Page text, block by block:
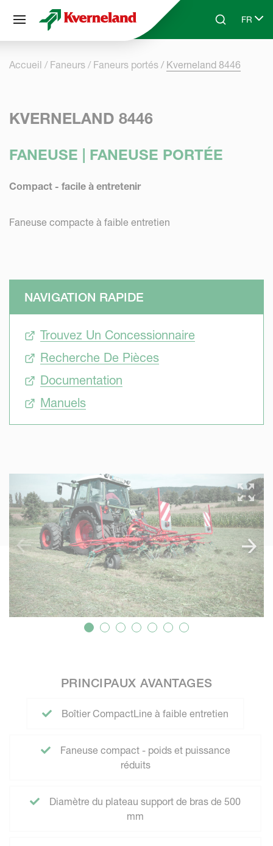
Skip to main contentSearchFR
Select
Accueil Faneurs Faneurs portés Kverneland 8446
KVERNELAND 8446
FANEUSE | FANEUSE PORTÉE
Compact - facile à entretenir
Faneuse compacte à faible entretien
NAVIGATION RAPIDE
Trouvez Un Concessionnaire
Recherche De Pièces
Documentation
Manuels
PRINCIPAUX AVANTAGES
Boîtier CompactLine à faible entretien
Faneuse compact - poids et puissance
réduits
Diamètre du plateau support de bras de 500
mm
Panneau de gestion des cookies